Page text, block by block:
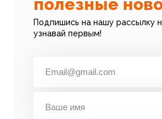
полезные
Подпишись на нашу рассылку
узнавай первым!